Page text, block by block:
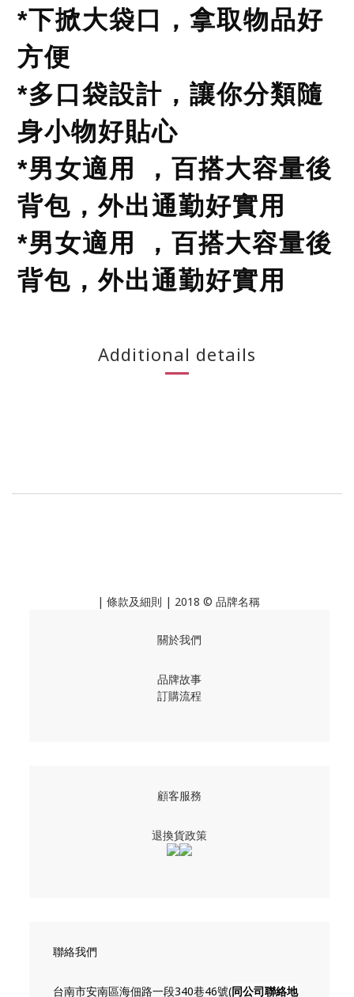
*下掀大袋口 ，拿取物品好
方便
*多口袋設計 ，讓你分類隨
身小物好貼心
*男女適用
， 百搭大容量後
背包 ，外出通勤好實用
*男女適用 ， 百搭大容量後
背包 ，外出通勤好實用
Additional details
| 條款及細則 | 2018 © 品牌名稱
關於我們
品牌故事
訂購流程
顧客服務
退換貨政策
聯絡我們
台南市安南區海佃路一段340巷46號(同公司聯絡地